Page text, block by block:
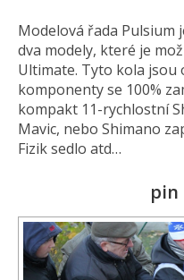
Modelová řada Pulsium
dva modely, které je
Ultimate. Tyto kola jsou
komponenty se 100%
kompakt 11-rychlostní
Mavic, nebo Shimano
Fizik sedlo atd…
pin